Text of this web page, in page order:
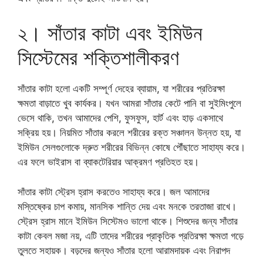
২। সাঁতার কাটা এবং ইমিউন
সিস্টেমের শক্তিশালীকরণ
সাঁতার কাটা হলো একটি সম্পূর্ণ দেহের ব্যায়াম, যা শরীরের প্রতিরক্ষা
ক্ষমতা বাড়াতে খুব কার্যকর। যখন আমরা সাঁতার কেটে পানি বা সুইমিংপুলে
ভেসে থাকি, তখন আমাদের পেশি, ফুসফুস, হার্ট এবং হাড় একসাথে
সক্রিয় হয়। নিয়মিত সাঁতার করলে শরীরের রক্ত সঞ্চালন উন্নত হয়, যা
ইমিউন সেলগুলোকে দ্রুত শরীরের বিভিন্ন কোষে পৌঁছাতে সাহায্য করে।
এর ফলে ভাইরাস বা ব্যাকটেরিয়ার আক্রমণ প্রতিহত হয়।
সাঁতার কাটা স্ট্রেস হ্রাস করতেও সাহায্য করে। জল আমাদের
মস্তিষ্কের চাপ কমায়, মানসিক শান্তি দেয় এবং মনকে তরতাজা রাখে।
স্ট্রেস হ্রাস মানে ইমিউন সিস্টেমও ভালো থাকে। শিশুদের জন্য সাঁতার
কাটা কেবল মজা নয়, এটি তাদের শরীরের প্রাকৃতিক প্রতিরক্ষা ক্ষমতা গড়ে
তুলতে সহায়ক। বড়দের জন্যও সাঁতার হলো আরামদায়ক এবং নিরাপদ